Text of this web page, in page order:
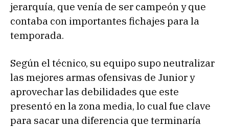
jerarquía, que venía de ser campeón y que
contaba con importantes fichajes para la
temporada.
Según el técnico, su equipo supo neutralizar
las mejores armas ofensivas de Junior y
aprovechar las debilidades que este
presentó en la zona media, lo cual fue clave
para sacar una diferencia que terminaría